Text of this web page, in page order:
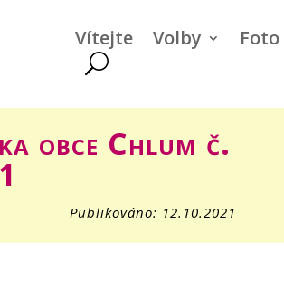
Vítejte Volby Foto
obce Chlum č.
Publikováno: 12.10.2021